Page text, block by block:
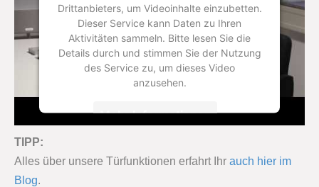
Drittanbieters, um Videoinhalte einzubetten.
Dieser Service kann Daten zu Ihren
Aktivitäten sammeln. Bitte lesen Sie die
Details durch und stimmen Sie der Nutzung
des Service zu, um dieses Video
anzusehen.
Mehr Informationen
TIPP:
Alles über unsere Türfunktionen erfahrt Ihr auch hier im
Blog.